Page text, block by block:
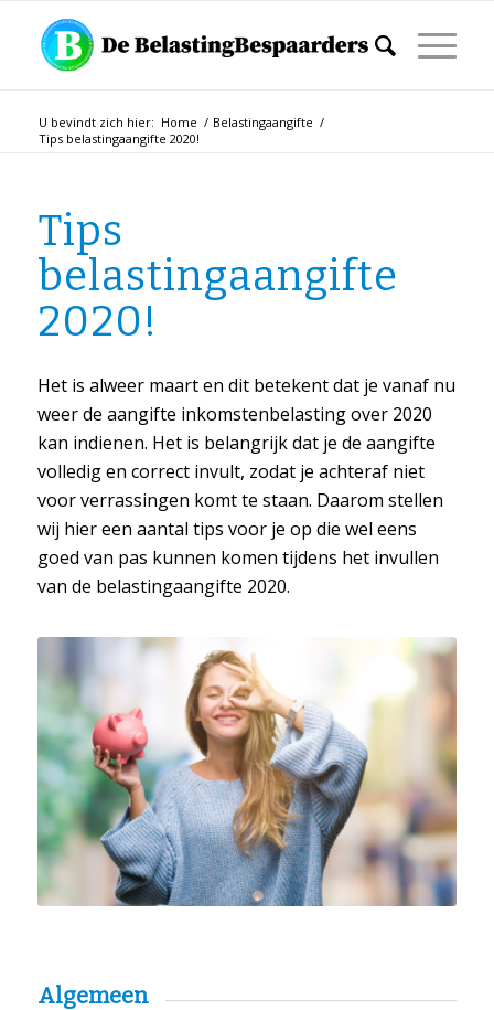
U bevindt zich hier: Home / Belastingaangifte /
Tips belastingaangifte 2020!
Tips
belastingaangifte
2020!
Het is alweer maart en dit betekent dat je vanaf nu
weer de aangifte inkomstenbelasting over 2020
kan indienen. Het is belangrijk dat je de aangifte
volledig en correct invult, zodat je achteraf niet
voor verrassingen komt te staan. Daarom stellen
wij hier een aantal tips voor je op die wel eens
goed van pas kunnen komen tijdens het invullen
van de belastingaangifte 2020.
Algemeen